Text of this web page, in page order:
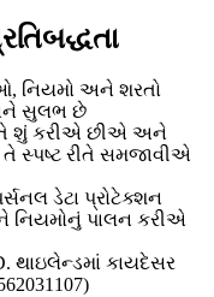
નિયમો અને શરતો
સુલભ છે
શું કરીએ છીએ અને
તે સ્પષ્ટ રીતે સમજાવીએ
ડેટા પ્રોટેક્શન
નિયમોનું પાલન કરીએ
થાઇલેન્ડમાં કાયદેસર